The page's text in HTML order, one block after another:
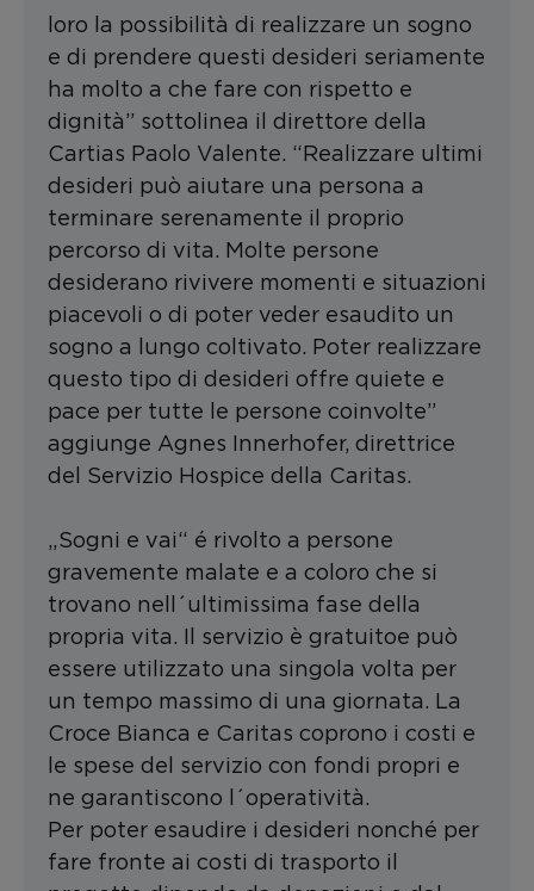
loro la possibilità di realizzare un sogno
e di prendere questi desideri seriamente
ha molto a che fare con rispetto e
dignità” sottolinea il direttore della
Cartias Paolo Valente. “Realizzare ultimi
desideri può aiutare una persona a
terminare serenamente il proprio
percorso di vita. Molte persone
desiderano rivivere momenti e situazioni
piacevoli o di poter veder esaudito un
sogno a lungo coltivato. Poter realizzare
questo tipo di desideri offre quiete e
pace per tutte le persone coinvolte”
aggiunge Agnes Innerhofer, direttrice
del Servizio Hospice della Caritas.
„Sogni e vai“ é rivolto a persone
gravemente malate e a coloro che si
trovano nell´ultimissima fase della
propria vita. Il servizio è gratuitoe può
essere utilizzato una singola volta per
un tempo massimo di una giornata. La
Croce Bianca e Caritas coprono i costi e
le spese del servizio con fondi propri e
ne garantiscono l´operatività.
Per poter esaudire i desideri nonché per
fare fronte ai costi di trasporto il